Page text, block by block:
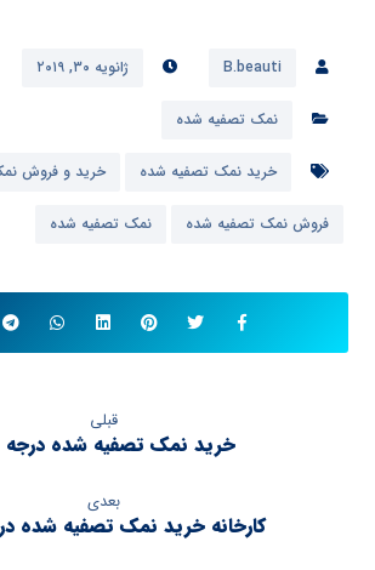
B.beauti ژانویه ۳۰, ۲۰۱۹
نمک تصفیه شده
خرید نمک تصفیه شده خرید و فروش
فروش نمک تصفیه شده نمک تصفیه شده
قبلی
خرید نمک تصفیه شده
بعدی
کارخانه خرید نمک تصفیه شده